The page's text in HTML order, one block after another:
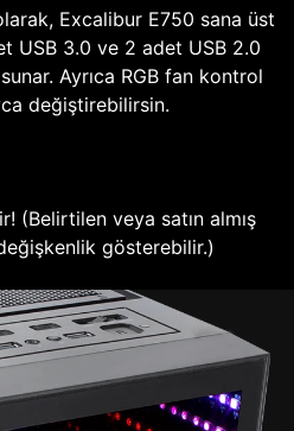
Excalibur E750 sana üst
USB 3.0 ve 2 adet USB 2.0
Ayrıca RGB fan kontrol
değiştirebilirsin.
(Belirtilen veya satın almış
gösterebilir.)